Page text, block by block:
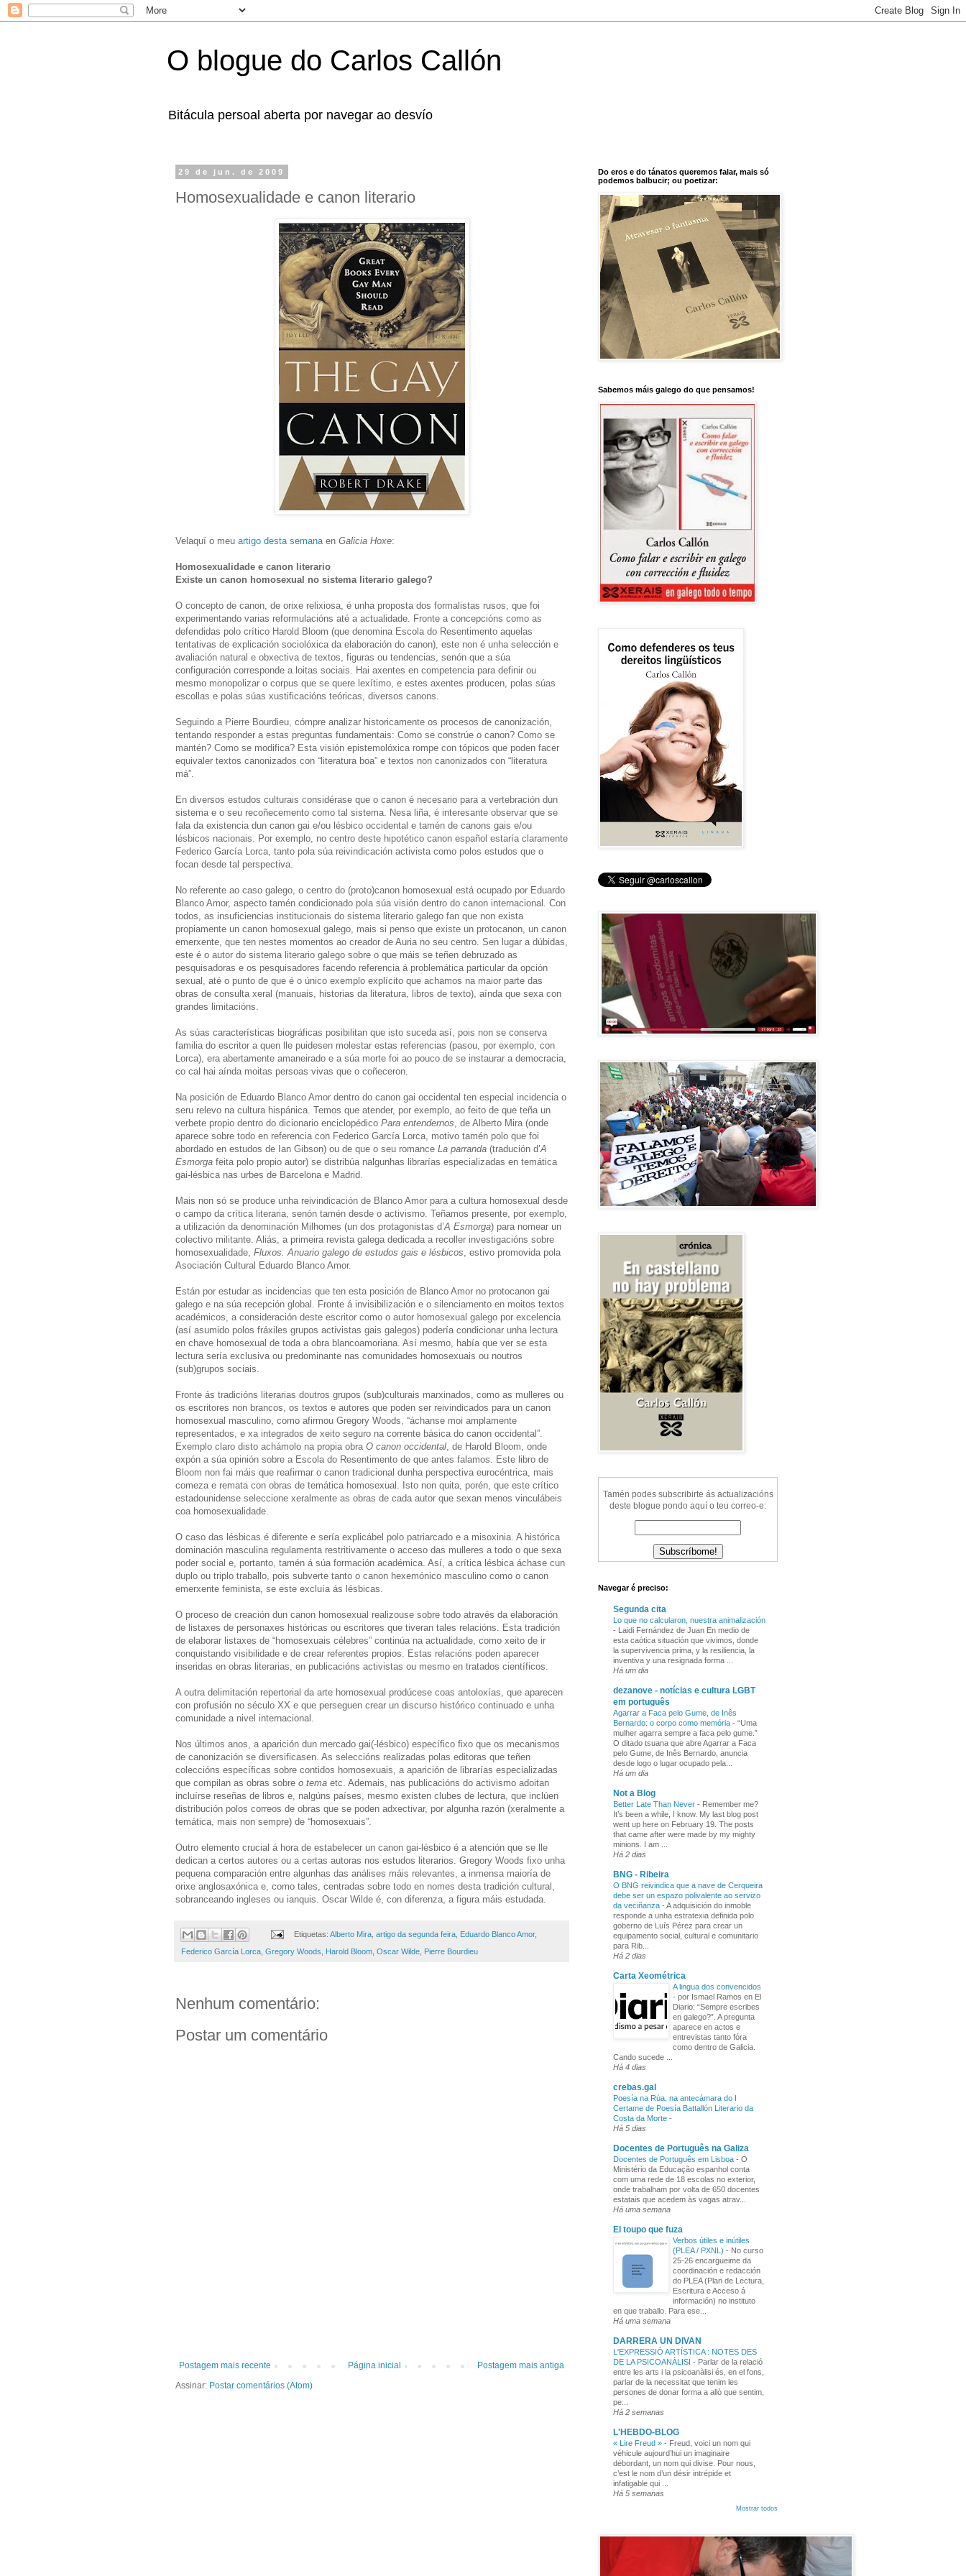
O blogue do Carlos Callón
Bitácula persoal aberta por navegar ao desvío
29 de jun. de 2009
Homosexualidade e canon literario
Velaquí o meu artigo desta semana en Galicia Hoxe:
Homosexualidade e canon literario
Existe un canon homosexual no sistema literario galego?
O concepto de canon, de orixe relixiosa, é unha proposta dos formalistas rusos, que foi
experimentando varias reformulacións até a actualidade. Fronte a concepcións como as
defendidas polo crítico Harold Bloom (que denomina Escola do Resentimento aquelas
tentativas de explicación sociolóxica da elaboración do canon), este non é unha selección e
avaliación natural e obxectiva de textos, figuras ou tendencias, senón que a súa
configuración corresponde a loitas sociais. Hai axentes en competencia para definir ou
mesmo monopolizar o corpus que se quere lexítimo, e estes axentes producen, polas súas
escollas e polas súas xustificacións teóricas, diversos canons.
Seguindo a Pierre Bourdieu, cómpre analizar historicamente os procesos de canonización,
tentando responder a estas preguntas fundamentais: Como se constrúe o canon? Como se
mantén? Como se modifica? Esta visión epistemolóxica rompe con tópicos que poden facer
equivaler textos canonizados con “literatura boa” e textos non canonizados con “literatura
má”.
En diversos estudos culturais considérase que o canon é necesario para a vertebración dun
sistema e o seu recoñecemento como tal sistema. Nesa liña, é interesante observar que se
fala da existencia dun canon gai e/ou lésbico occidental e tamén de canons gais e/ou
lésbicos nacionais. Por exemplo, no centro deste hipotético canon español estaría claramente
Federico García Lorca, tanto pola súa reivindicación activista como polos estudos que o
focan desde tal perspectiva.
No referente ao caso galego, o centro do (proto)canon homosexual está ocupado por Eduardo
Blanco Amor, aspecto tamén condicionado pola súa visión dentro do canon internacional. Con
todos, as insuficiencias institucionais do sistema literario galego fan que non exista
propiamente un canon homosexual galego, mais si penso que existe un protocanon, un canon
emerxente, que ten nestes momentos ao creador de Auria no seu centro. Sen lugar a dúbidas,
este é o autor do sistema literario galego sobre o que máis se teñen debruzado as
pesquisadoras e os pesquisadores facendo referencia á problemática particular da opción
sexual, até o punto de que é o único exemplo explícito que achamos na maior parte das
obras de consulta xeral (manuais, historias da literatura, libros de texto), aínda que sexa con
grandes limitacións.
As súas características biográficas posibilitan que isto suceda así, pois non se conserva
familia do escritor a quen lle puidesen molestar estas referencias (pasou, por exemplo, con
Lorca), era abertamente amaneirado e a súa morte foi ao pouco de se instaurar a democracia,
co cal hai aínda moitas persoas vivas que o coñeceron.
Na posición de Eduardo Blanco Amor dentro do canon gai occidental ten especial incidencia o
seru relevo na cultura hispánica. Temos que atender, por exemplo, ao feito de que teña un
verbete propio dentro do dicionario enciclopédico Para entendernos , de Alberto Mira (onde
aparece sobre todo en referencia con Federico García Lorca, motivo tamén polo que foi
abordado en estudos de Ian Gibson) ou de que o seu romance La parranda (tradución d’A
Esmorga feita polo propio autor) se distribúa nalgunhas librarías especializadas en temática
gai-lésbica nas urbes de Barcelona e Madrid.
Mais non só se produce unha reivindicación de Blanco Amor para a cultura homosexual desde
o campo da crítica literaria, senón tamén desde o activismo. Teñamos presente, por exemplo,
a utilización da denominación Milhomes (un dos protagonistas d’A Esmorga) para nomear un
colectivo militante. Aliás, a primeira revista galega dedicada a recoller investigacións sobre
homosexualidade, Fluxos. Anuario galego de estudos gais e lésbicos , estivo promovida pola
Asociación Cultural Eduardo Blanco Amor.
Están por estudar as incidencias que ten esta posición de Blanco Amor no protocanon gai
galego e na súa recepción global. Fronte á invisibilización e o silenciamento en moitos textos
académicos, a consideración deste escritor como o autor homosexual galego por excelencia
(así asumido polos fráxiles grupos activistas gais galegos) podería condicionar unha lectura
en chave homosexual de toda a obra blancoamoriana. Así mesmo, había que ver se esta
lectura sería exclusiva ou predominante nas comunidades homosexuais ou noutros
(sub)grupos sociais.
Fronte ás tradicións literarias doutros grupos (sub)culturais marxinados, como as mulleres ou
os escritores non brancos, os textos e autores que poden ser reivindicados para un canon
homosexual masculino, como afirmou Gregory Woods, “áchanse moi amplamente
representados, e xa integrados de xeito seguro na corrente básica do canon occidental”.
Exemplo claro disto achámolo na propia obra O canon occidental , de Harold Bloom, onde
expón a súa opinión sobre a Escola do Resentimento de que antes falamos. Este libro de
Bloom non fai máis que reafirmar o canon tradicional dunha perspectiva eurocéntrica, mais
comeza e remata con obras de temática homosexual. Isto non quita, porén, que este crítico
estadounidense seleccione xeralmente as obras de cada autor que sexan menos vinculábeis
coa homosexualidade.
O caso das lésbicas é diferente e sería explicábel polo patriarcado e a misoxinia. A histórica
dominación masculina regulamenta restritivamente o acceso das mulleres a todo o que sexa
poder social e, portanto, tamén á súa formación académica. Así, a crítica lésbica áchase cun
duplo ou triplo traballo, pois subverte tanto o canon hexemónico masculino como o canon
emerxente feminista, se este excluía ás lésbicas.
O proceso de creación dun canon homosexual realizouse sobre todo através da elaboración
de listaxes de personaxes históricas ou escritores que tiveran tales relacións. Esta tradición
de elaborar listaxes de “homosexuais célebres” continúa na actualidade, como xeito de ir
conquistando visibilidade e de crear referentes propios. Estas relacións poden aparecer
inseridas en obras literarias, en publicacións activistas ou mesmo en tratados científicos.
A outra delimitación repertorial da arte homosexual prodúcese coas antoloxías, que aparecen
con profusión no século XX e que perseguen crear un discurso histórico continuado e unha
comunidade a nivel internacional.
Nos últimos anos, a aparición dun mercado gai(-lésbico) específico fixo que os mecanismos
de canonización se diversificasen. As seleccións realizadas polas editoras que teñen
coleccións específicas sobre contidos homosexuais, a aparición de librarías especializadas
que compilan as obras sobre o tema etc. Ademais, nas publicacións do activismo adoitan
incluírse reseñas de libros e, nalgúns países, mesmo existen clubes de lectura, que inclúen
distribución polos correos de obras que se poden adxectivar, por algunha razón (xeralmente a
temática, mais non sempre) de “homosexuais”.
Outro elemento crucial á hora de estabelecer un canon gai-lésbico é a atención que se lle
dedican a certos autores ou a certas autoras nos estudos literarios. Gregory Woods fixo unha
pequena comparación entre algunhas das análises máis relevantes, a inmensa maioría de
orixe anglosaxónica e, como tales, centradas sobre todo en nomes desta tradición cultural,
sobranceando ingleses ou ianquis. Oscar Wilde é, con diferenza, a figura máis estudada.
Etiquetas: Alberto Mira, artigo da segunda feira, Eduardo Blanco Amor,
Federico García Lorca Gregory Woods Harold Bloom Oscar Wilde Pierre Bourdieu
Nenhum comentário:
Postar um comentário
Postagem mais recente Postagem mais antiga
Página inicial
Assinar: Postar comentários (Atom)
Do eros e do tánatos queremos falar, mais só
podemos balbucir; ou poetizar:
Sabemos máis galego do que pensamos!
Tamén podes subscribirte ás actualizacións
deste blogue pondo aquí o teu correo-e:
Navegar é preciso:
Segunda cita
Lo que no calcularon, nuestra animalización
- Laidi Fernández de Juan En medio de
esta caótica situación que vivimos, donde
la supervivencia prima, y la resiliencia, la
inventiva y una resignada forma ...
Há um dia
dezanove - notícias e cultura LGBT
em português
Agarrar a Faca pelo Gume, de Inês
Bernardo: o corpo como memória - “Uma
mulher agarra sempre a faca pelo gume.”
O ditado tsuana que abre Agarrar a Faca
pelo Gume, de Inês Bernardo, anuncia
desde logo o lugar ocupado pela...
Há um dia
Not a Blog
Better Late Than Never - Remember me?
It’s been a while, I know. My last blog post
went up here on February 19. The posts
that came after were made by my mighty
minions. I am ...
Há 2 dias
BNG - Ribeira
O BNG reivindica que a nave de Cerqueira
debe ser un espazo polivalente ao servizo
da veciñanza - A adquisición do inmoble
responde a unha estratexia definida polo
goberno de Luís Pérez para crear un
equipamento social, cultural e comunitario
para Rib...
Há 2 dias
Carta Xeométrica
A lingua dos convencidos
- por Ismael Ramos en El
Diario: “Sempre escribes
en galego?”. A pregunta
aparece en actos e
entrevistas tanto fóra
como dentro de Galicia.
Cando sucede ...
Há 4 dias
crebas.gal
Poesía na Rúa, na antecámara do I
Certame de Poesía Battallón Literario da
Costa da Morte -
Há 5 dias
Docentes de Português na Galiza
Docentes de Português em Lisboa - O
Ministério da Educação espanhol conta
com uma rede de 18 escolas no exterior,
onde trabalham por volta de 650 docentes
estatais que acedem às vagas atrav...
Há uma semana
El toupo que fuza
Verbos útiles e inútiles
(PLEA / PXNL) - No curso
25-26 encargueime da
coordinación e redacción
do PLEA (Plan de Lectura,
Escritura e Acceso á
información) no instituto
en que traballo. Para ese...
Há uma semana
DARRERA UN DIVAN
L'EXPRESSIÓ ARTÍSTICA : NOTES DES
DE LA PSICOANÀLISI - Parlar de la relació
entre les arts i la psicoanàlisi és, en el fons,
parlar de la necessitat que tenim les
persones de donar forma a allò que sentim,
pe...
Há 2 semanas
L'HEBDO-BLOG
« Lire Freud » - Freud, voici un nom qui
véhicule aujourd’hui un imaginaire
débordant, un nom qui divise. Pour nous,
c’est le nom d’un désir intrépide et
infatigable qui ...
Há 5 semanas
Mostrar todos